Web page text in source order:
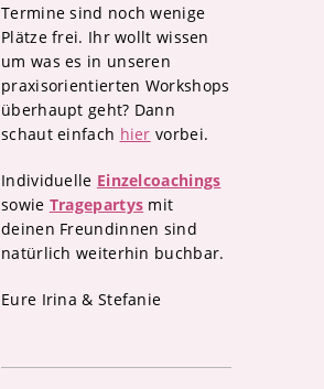
Termine sind noch wenige
Plätze frei. Ihr wollt wissen
um was es in unseren
praxisorientierten Workshops
überhaupt geht? Dann
schaut einfach hier vorbei.
Individuelle Einzelcoachings
sowie Tragepartys mit
deinen Freundinnen sind
natürlich weiterhin buchbar.
Eure Irina & Stefanie